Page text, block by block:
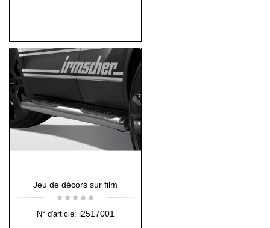
Jeu de décors sur film
N° d'article: i2517001